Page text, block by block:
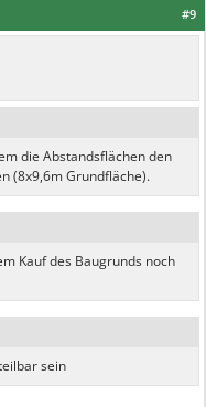
#9
die Abstandsflächen den
(8x9,6m Grundfläche).
Kauf des Baugrunds noch
sein